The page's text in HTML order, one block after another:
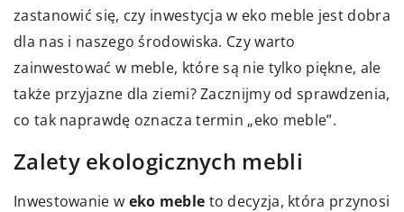
zastanowić się, czy inwestycja w eko meble jest dobra
dla nas i naszego środowiska. Czy warto
zainwestować w meble, które są nie tylko piękne, ale
także przyjazne dla ziemi? Zacznijmy od sprawdzenia,
co tak naprawdę oznacza termin „eko meble”.
Zalety ekologicznych mebli
Inwestowanie w eko meble to decyzja, która przynosi